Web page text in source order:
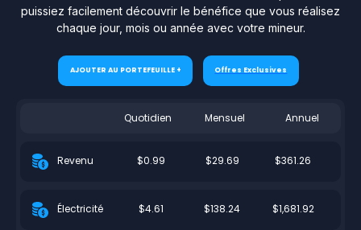
puissiez facilement découvrir le bénéfice que vous réalisez
chaque jour, mois ou année avec votre mineur.
AJOUTER AU PORTEFEUILLE + Offres Exclusives
Quotidien Mensuel Annuel
Revenu $0.99 $29.69 $361.26
Électricité $4.61 $138.24 $1,681.92